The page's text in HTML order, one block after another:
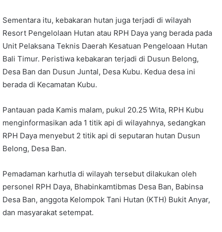
Sementara itu, kebakaran hutan juga terjadi di wilayah
Resort Pengelolaan Hutan atau RPH Daya yang berada pada
Unit Pelaksana Teknis Daerah Kesatuan Pengeloaan Hutan
Bali Timur. Peristiwa kebakaran terjadi di Dusun Belong,
Desa Ban dan Dusun Juntal, Desa Kubu. Kedua desa ini
berada di Kecamatan Kubu.
Pantauan pada Kamis malam, pukul 20.25 Wita, RPH Kubu
menginformasikan ada 1 titik api di wilayahnya, sedangkan
RPH Daya menyebut 2 titik api di seputaran hutan Dusun
Belong, Desa Ban.
Pemadaman karhutla di wilayah tersebut dilakukan oleh
personel RPH Daya, Bhabinkamtibmas Desa Ban, Babinsa
Desa Ban, anggota Kelompok Tani Hutan (KTH) Bukit Anyar,
dan masyarakat setempat.